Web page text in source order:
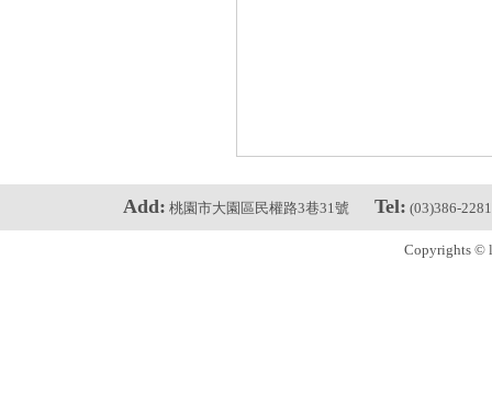
Add: 桃園市大園區民權路3巷31號 Tel: (03)386-
Copyrights ©